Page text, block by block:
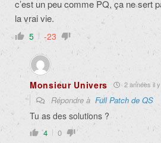
c’est un peu comme PQ, ça ne sert
la vrai vie.
5 -23
Monsieur Univers 2 années il
Répondre à Full Patch de QS
Tu as des solutions ?
4 0